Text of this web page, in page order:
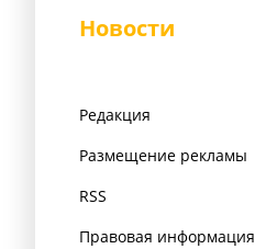
Новости
Редакция
Размещение рекламы
RSS
Правовая информация